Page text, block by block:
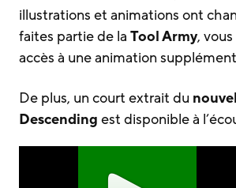
illustrations et animations ont
faites partie de la Tool Army,
accès à une animation
De plus, un court extrait du
Descending est disponible à